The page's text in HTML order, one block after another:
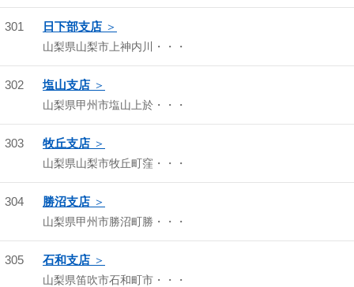
301 日下部支店
山梨県山梨市上神内川・・・
302 塩山支店
山梨県甲州市塩山上於・・・
303 牧丘支店
山梨県山梨市牧丘町窪・・・
304 勝沼支店
山梨県甲州市勝沼町勝・・・
305 石和支店
山梨県笛吹市石和町市・・・